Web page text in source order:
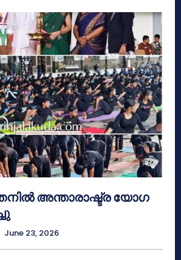
അന്താരാഷ്ട്ര യോഗ
June 23, 2026